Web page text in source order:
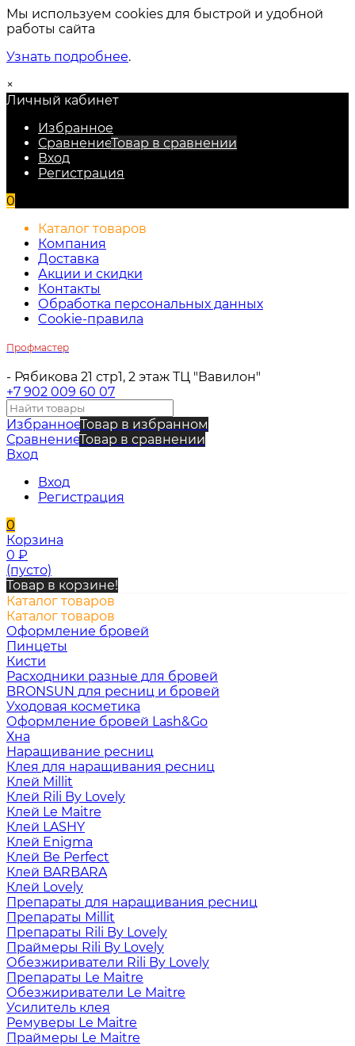
Мы используем cookies для быстрой и удобной
работы сайта
Узнать подробнее.
×
Личный кабинет
Избранное
СравнениеТовар в сравнении
Вход
Регистрация
0
Каталог товаров
Компания
Доставка
Акции и скидки
Контакты
Обработка персональных данных
Cookie-правила
Профмастер
- Рябикова 21 стр1, 2 этаж ТЦ "Вавилон"
+7 902 009 60 07
ИзбранноеТовар в избранном
СравнениеТовар в сравнении
Вход
Вход
Регистрация
0
Корзина
0 ₽
(пусто)
Товар в корзине!
Каталог товаров
Каталог товаров
Оформление бровей
Пинцеты
Кисти
Расходники разные для бровей
BRONSUN для ресниц и бровей
Уходовая косметика
Оформление бровей Lash&Go
Хна
Наращивание ресниц
Клея для наращивания ресниц
Клей Millit
Клей Rili By Lovely
Клей Le Maitre
Клей LASHY
Клей Enigma
Клей Be Perfect
Клей BARBARA
Клей Lovely
Препараты для наращивания ресниц
Препараты Millit
Препараты Rili By Lovely
Праймеры Rili By Lovely
Обезжириватели Rili By Lovely
Препараты Le Maitre
Обезжириватели Le Maitre
Усилитель клея
Ремуверы Le Maitre
Праймеры Le Maitre